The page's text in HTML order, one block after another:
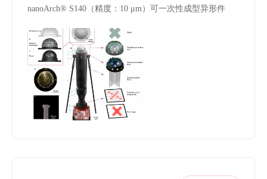
nanoArch® S140（精度：10 μm）可一次性成型异形件